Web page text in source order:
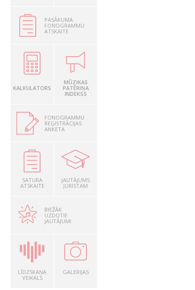
PASĀKUMA
FONOGRAMMU
ATSKAITE
KALKULATORS
MŪZIKAS
PATĒRIŅA
INDEKSS
FONOGRAMMU
REĢISTRĀCIJAS
ANKETA
SATURA
ATSKAITE
JAUTĀJUMS
JURISTAM
BIEŽĀK
UZDOTIE
JAUTĀJUMI
LĪDZSKAŅA
VEIKALS
GALERIJAS